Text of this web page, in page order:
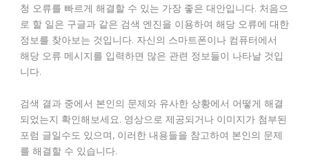
청 오류를 빠르게 해결할 수 있는 가장 좋은 대안입니다. 처음으
로 할 일은 구글과 같은 검색 엔진을 이용하여 해당 오류에 대한
정보를 찾아보는 것입니다. 자신의 스마트폰이나 컴퓨터에서
해당 오류 메시지를 입력하면 많은 관련 정보들이 나타날 것입
니다.
검색 결과 중에서 본인의 문제와 유사한 상황에서 어떻게 해결
되었는지 확인해보세요. 영상으로 제공되거나 이미지가 첨부된
포럼 글일수도 있으며, 이러한 내용들을 참고하여 본인의 문제
를 해결할 수 있습니다.